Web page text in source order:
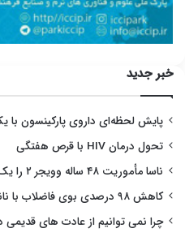
خبر جدید
پایش لحظه‌ای داروی پارکینسون با
تحول درمان HIV با قرص هفتگی
ناسا مأموریت ۴۸ ساله وویجر ۲ را یک سال دیگر تمدید کرد
کاهش ۹۸ درصدی بوی فاضلاب با نانوفیلتر ایرانی
چرا نمی توانیم از عادت های قدیمی